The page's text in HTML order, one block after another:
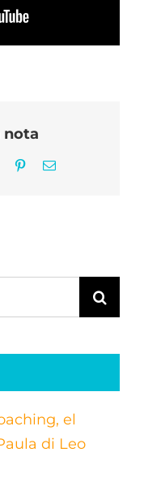
nota
Tumblr PinterestCorreo
el
di Leo